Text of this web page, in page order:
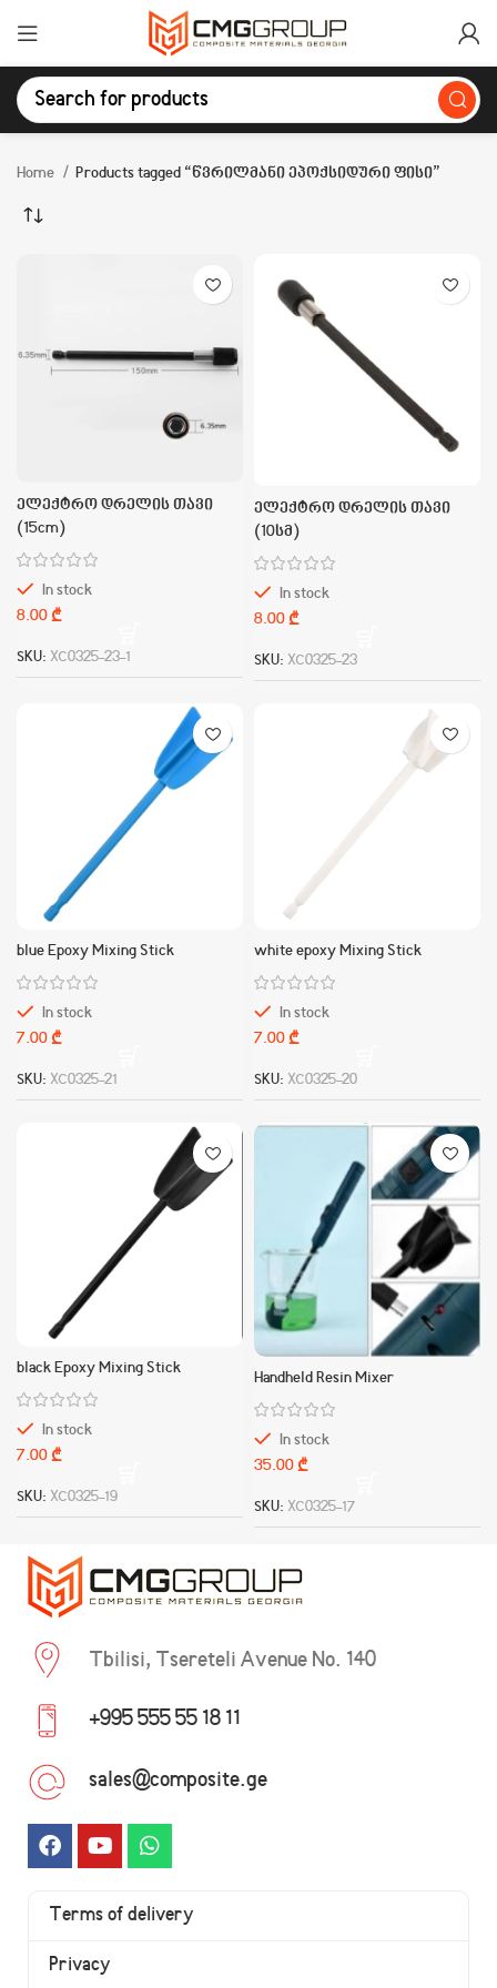
Home Products tagged “წვრილმანი ეპოქსიდური ფისი”
ელექტრო დრელის თავი
(15cm)
In stock
₾
SKU: XC0325-23-1
ელექტრო დრელის თავი
(10სმ)
In stock
₾
SKU: XC0325-23
blue Epoxy Mixing Stick
In stock
₾
SKU: XC0325-21
white epoxy Mixing Stick
In stock
₾
SKU: XC0325-20
black Epoxy Mixing Stick
In stock
₾
SKU: XC0325-19
Handheld Resin Mixer
In stock
₾
SKU: XC0325-17
Tbilisi, Tsereteli Avenue No. 140
+995 555 55 18 11
sales@composite.ge
Terms of delivery
Privacy